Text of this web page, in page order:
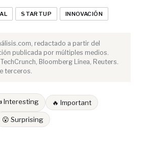
STARTUP INNOVACIÓN
redactado a partir del
publicada por múltiples medios.
Bloomberg Línea, Reuters.
terceros.
Interesting 🔥 Important
😮 Surprising